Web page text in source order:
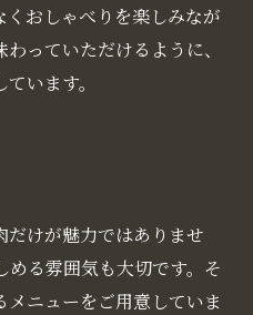
くおしゃべりを楽しみなが
っていただけるように、
います。
けが魅力ではありませ
る雰囲気も大切です。そ
ニューをご用意していま